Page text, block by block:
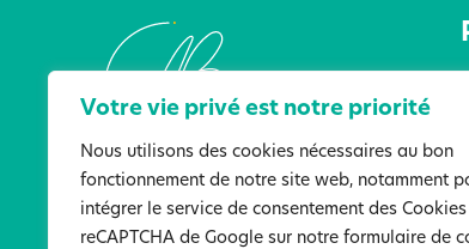
Votre vie privé est notre priorité
Nous utilisons des cookies nécessaires au bon
fonctionnement de notre site web, notamment
intégrer le service de consentement des Cookies
reCAPTCHA de Google sur notre formulaire de